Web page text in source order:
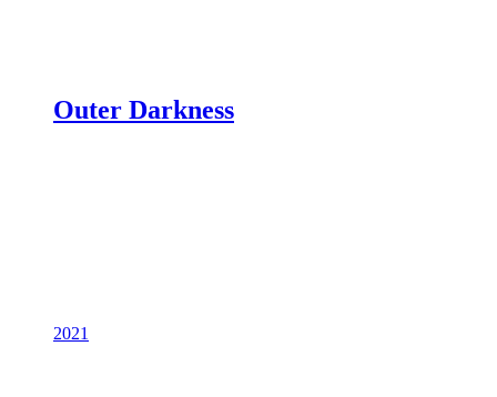
Outer Darkness
2021